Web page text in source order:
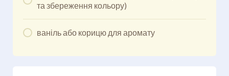
та збереження кольору)
ваніль або корицю для аромату